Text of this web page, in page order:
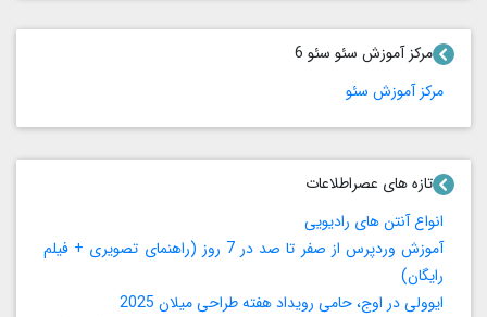
مرکز آموزش سئو سئو 6
مرکز آموزش سئو
تازه های عصراطلاعات
انواع آنتن های رادیویی
آموزش وردپرس از صفر تا صد در 7 روز (راهنمای تصویری + فیلم
رایگان)
ایوولی در اوج، حامی رویداد هفته طراحی میلان 2025